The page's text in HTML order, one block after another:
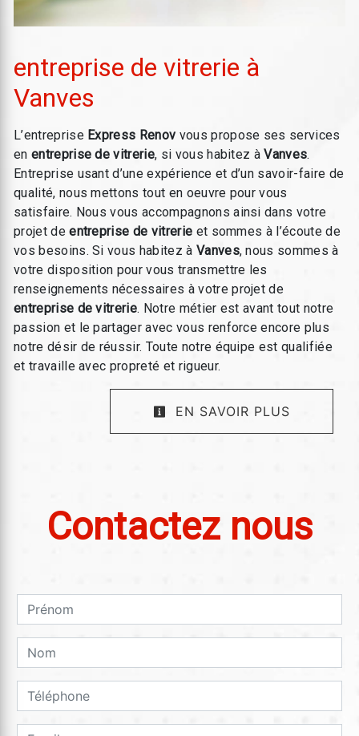
entreprise de vitrerie à
Vanves
L’entreprise Express Renov vous propose ses services
en entreprise de vitrerie, si vous habitez àVanves.
Entreprise usant d’une expérience et d’un savoir-faire de
qualité, nous mettons tout en oeuvre pour vous
satisfaire. Nous vous accompagnons ainsi dans votre
projet deentreprise de vitrerie et sommes à l’écoute de
vos besoins. Si vous habitez à Vanves, nous sommes à
votre disposition pour vous transmettre les
renseignements nécessaires à votre projet de
entreprise de vitrerie. Notre métier est avant tout notre
passion et le partager avec vous renforce encore plus
notre désir de réussir. Toute notre équipe est qualifiée
et travaille avec propreté et rigueur.
EN SAVOIR PLUS
Contactez nous